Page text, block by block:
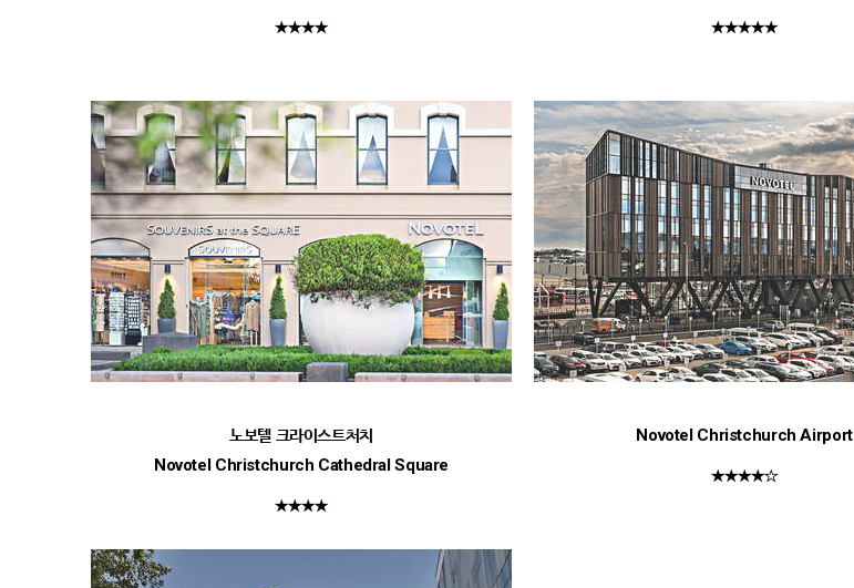
★★★★ ★★★★★
노보텔 크라이스트처치
Novotel Christchurch Cathedral Square
★★★★
Novotel Christchurch Airport
★★★★☆